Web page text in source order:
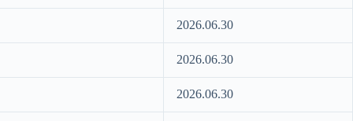
2026.06.30
2026.06.30
2026.06.30